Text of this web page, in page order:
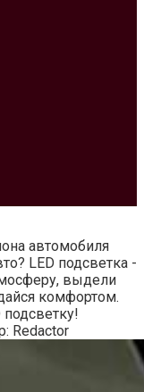
автомобиля
LED подсветка -
выдели
комфортом.
подсветку!
Redactor